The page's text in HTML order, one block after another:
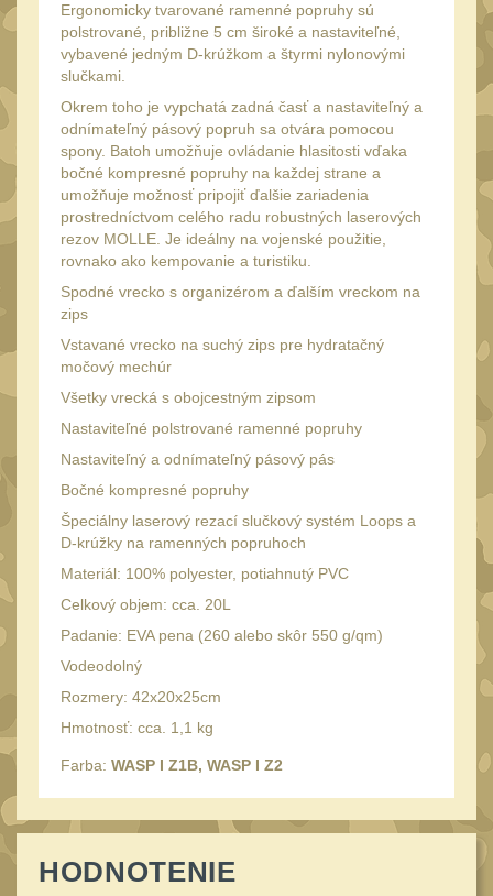
Ostatní13
Montáže na hlaveň3
Předpažbí 56
Pre AK 11
Pre M4/AR15
Ostatní 14
Pažby
Raily, lišty, krytky
Přední rukojeti
Zadní rukojeti20
Mechanická mířidla
Dvojnožky
Dvojnožky na hlaveň2
Dvojnožky pro picatinny
Dvojnožky pro M-LOK
Dvojnožky pro Keymod
Dvojnožky na otočný
čep
Popruhy a poutka
Príslušenstvo18
OPTIKY (145)
Ergonomicky tvarované ramenné popruhy sú
polstrované, približne 5 cm široké a nastaviteľné,
vybavené jedným D-krúžkom a štyrmi nylonovými
slučkami.
Okrem toho je vypchatá zadná časť a nastaviteľný a
odnímateľný pásový popruh sa otvára pomocou
spony. Batoh umožňuje ovládanie hlasitosti vďaka
bočné kompresné popruhy na každej strane a
umožňuje možnosť pripojiť ďalšie zariadenia
prostredníctvom celého radu robustných laserových
rezov MOLLE. Je ideálny na vojenské použitie,
rovnako ako kempovanie a turistiku.
Spodné vrecko s organizérom a ďalším vreckom na
zips
Vstavané vrecko na suchý zips pre hydratačný
močový mechúr
Všetky vrecká s obojcestným zipsom
Nastaviteľné polstrované ramenné popruhy
Nastaviteľný a odnímateľný pásový pás
Bočné kompresné popruhy
Špeciálny laserový rezací slučkový systém Loops a
D-krúžky na ramenných popruhoch
Materiál: 100% polyester, potiahnutý PVC
Celkový objem: cca. 20L
Padanie: EVA pena (260 alebo skôr 550 g/qm)
Vodeodolný
Rozmery: 42x20x25cm
Hmotnosť: cca. 1,1 kg
Farba: WASP I Z1B, WASP I Z2
HODNOTENIE